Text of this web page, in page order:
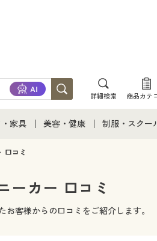
詳細検索 商品カテ
カタロ
家具
家具通販すべて
美容・健康
美容・健康・サプリメント
制服・スクー
ジュニア・テ
口コミ
ーカー 口コミ
客様からの口コミをご紹介します。